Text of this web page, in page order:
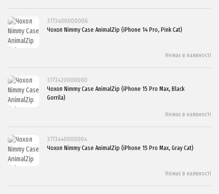
3773400000006
Чохол Nimmy Case AnimalZip (iPhone 14 Pro, Pink Cat)
Немає в наявності
3773420000000
Чохол Nimmy Case AnimalZip (iPhone 15 Pro Max, Black
Gorrila)
Немає в наявності
3773440000004
Чохол Nimmy Case AnimalZip (iPhone 15 Pro Max, Gray Cat)
Немає в наявності